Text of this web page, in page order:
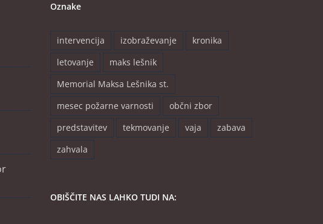
Oznake
intervencija izobraževanje
kronika
letovanje
maks lešnik
Memorial Maksa Lešnika st.
mesec požarne varnosti
občni zbor
predstavitev
tekmovanje vaja
zabava
zahvala
OBIŠČITE NAS LAHKO TUDI NA: